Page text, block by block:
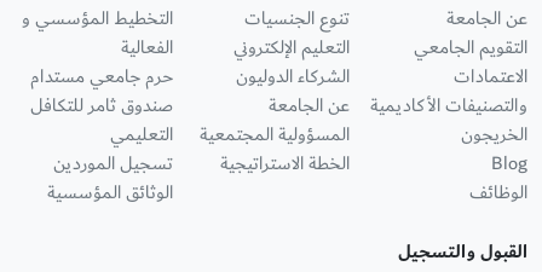
عن الجامعة
التقويم الجامعي
الاعتمادات
والتصنيفات الأكاديمية
الخريجون
Blog
الوظائف
تنوع الجنسيات
التعليم الإلكتروني
الشركاء الدوليون
عن الجامعة
المسؤولية المجتمعية
الخطة الاستراتيجية
التخطيط المؤسسي و
الفعالية
حرم جامعي مستدام
صندوق ثامر للتكافل
التعليمي
تسجيل الموردين
الوثائق المؤسسية
القبول والتسجيل